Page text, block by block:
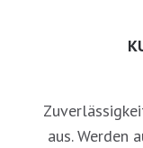
aus. Werden